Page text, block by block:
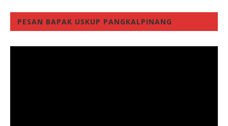
PESAN BAPAK USKUP PANGKALPINANG